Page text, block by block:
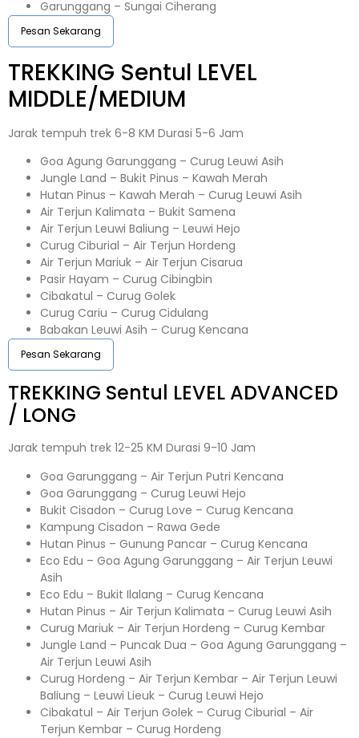
Garunggang – Sungai Ciherang
Pesan Sekarang
TREKKING Sentul LEVEL
MIDDLE/MEDIUM
Jarak tempuh trek 6-8 KM Durasi 5-6 Jam
Goa Agung Garunggang – Curug Leuwi Asih
Jungle Land – Bukit Pinus – Kawah Merah
Hutan Pinus – Kawah Merah – Curug Leuwi Asih
Air Terjun Kalimata – Bukit Samena
Air Terjun Leuwi Baliung – Leuwi Hejo
Curug Ciburial – Air Terjun Hordeng
Air Terjun Mariuk – Air Terjun Cisarua
Pasir Hayam – Curug Cibingbin
Cibakatul – Curug Golek
Curug Cariu – Curug Cidulang
Babakan Leuwi Asih – Curug Kencana
Pesan Sekarang
TREKKING Sentul LEVEL ADVANCED
/ LONG
Jarak tempuh trek 12-25 KM Durasi 9-10 Jam
Goa Garunggang – Air Terjun Putri Kencana
Goa Garunggang – Curug Leuwi Hejo
Bukit Cisadon – Curug Love – Curug Kencana
Kampung Cisadon – Rawa Gede
Hutan Pinus – Gunung Pancar – Curug Kencana
Eco Edu – Goa Agung Garunggang – Air Terjun Leuwi
Asih
Eco Edu – Bukit Ilalang – Curug Kencana
Hutan Pinus – Air Terjun Kalimata – Curug Leuwi Asih
Curug Mariuk – Air Terjun Hordeng – Curug Kembar
Jungle Land – Puncak Dua – Goa Agung Garunggang –
Air Terjun Leuwi Asih
Curug Hordeng – Air Terjun Kembar – Air Terjun Leuwi
Baliung – Leuwi Lieuk – Curug Leuwi Hejo
Cibakatul – Air Terjun Golek – Curug Ciburial – Air
Terjun Kembar – Curug Hordeng